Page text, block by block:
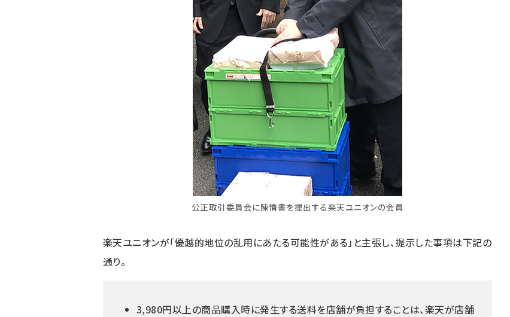
公正取引委員会に陳情書を提出する楽天ユニオンの会員
楽天ユニオンが「優越的地位の乱用にあたる可能性がある」と主張し、提示した事項は下記の
通り。
3,980円以上の商品購入時に発生する送料を店舗が負担することは、楽天が店舗